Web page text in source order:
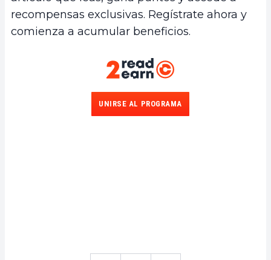
recompensas exclusivas. Regístrate ahora y
comienza a acumular beneficios.
UNIRSE AL PROGRAMA